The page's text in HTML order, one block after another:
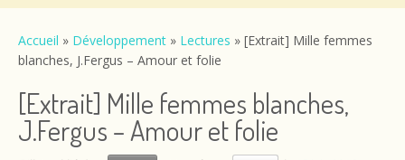
contenu
Accueil » Développement » Lectures » [Extrait] Mille femmes
blanches, J.Fergus – Amour et folie
[Extrait] Mille femmes blanches,
J.Fergus – Amour et folie